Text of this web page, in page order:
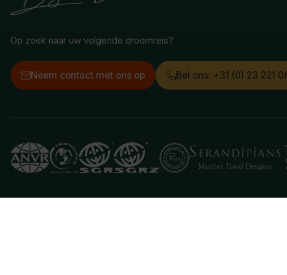
Op zoek naar uw volgende droomreis?
Neem contact met ons op Bel ons: +31 (0) 23 221